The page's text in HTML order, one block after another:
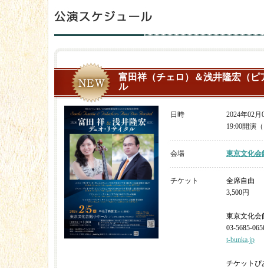
富田祥（チェロ）＆浅井隆宏（ピ
ル
日時
2024年02
19:00開演
会場 東京文化会
チケット
全席自由
3,500円
東京文化会
03-5685-
t-bunka.jp
チケットぴ